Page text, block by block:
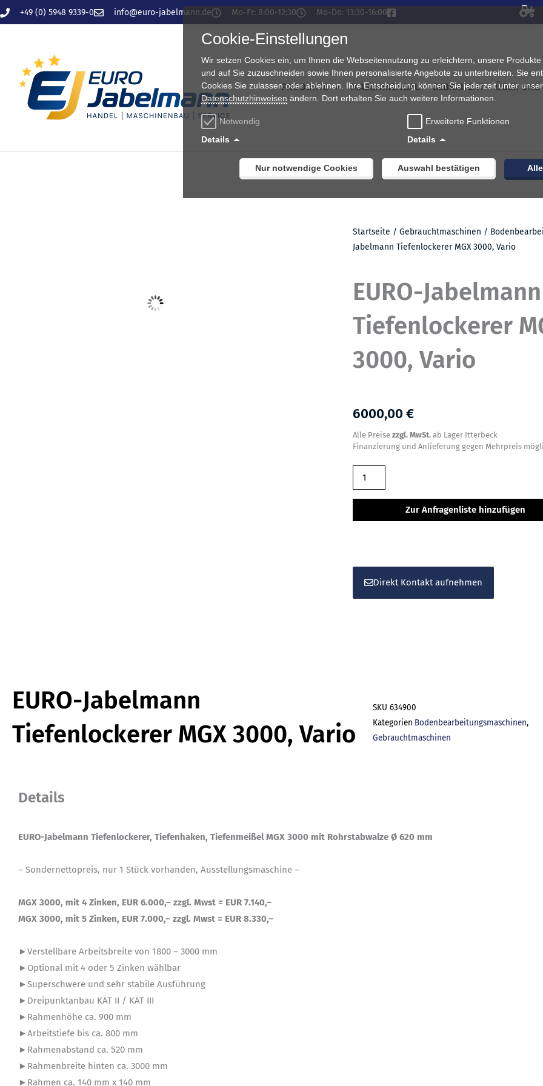
Zum
Inhalt
+49 (0) 5948 9339-0 info@euro-jabelmann.de Mo-Fr: 8:00-12:30 Mo-Do: 13:30-16:00
PRODUKTE MASCHINENBAU GEBRAUCHT ÜBER UNS
Startseite / Gebrauchtmaschinen /
Jabelmann Tiefenlockerer MGX 3000, Vario
EURO-Jabelmann
Tiefenlockerer
3000, Vario
6000,00 €
Alle Preise zzgl. MwSt. ab Lager Itterbeck
Finanzierung und Anlieferung gegen Mehrpreis
EURO-
Jabelmann
Tiefenlockerer
MGX
Menge
Zur Anfragenliste hinzufügen
Direkt Kontakt aufnehmen
EURO-Jabelmann
Tiefenlockerer MGX 3000, Vario
SKU634900
Kategorien Bodenbearbeitungsmaschinen,
Gebrauchtmaschinen
Details
EURO-Jabelmann Tiefenlockerer, Tiefenhaken, Tiefenmeißel MGX 3000 mit Rohrstabwalze Ø 620 mm
– Sondernettopreis, nur 1 Stück vorhanden, Ausstellungsmaschine –
MGX 3000, mit 4 Zinken, EUR 6.000,– zzgl. Mwst = EUR 7.140,–
MGX 3000, mit 5 Zinken, EUR 7.000,– zzgl. Mwst = EUR 8.330,–
►Verstellbare Arbeitsbreite von 1800 – 3000 mm
►Optional mit 4 oder 5 Zinken wählbar
►Superschwere und sehr stabile Ausführung
►Dreipunktanbau KAT II / KAT III
►Rahmenhöhe ca. 900 mm
►Arbeitstiefe bis ca. 800 mm
►Rahmenabstand ca. 520 mm
►Rahmenbreite hinten ca. 3000 mm
►Rahmen ca. 140 mm x 140 mm
Cookie-Einstellungen
Wir setzen Cookies ein, um Ihnen die Webseitennutzung zu erleichtern, unsere
und auf Sie zuzuschneiden sowie Ihnen personalisierte Angebote zu unterbreiten. Sie
Cookies Sie zulassen oder ablehnen. Ihre Entscheidung können Sie jederzeit unter
Datenschutzhinweisen ändern. Dort erhalten Sie auch weitere Informationen.
Notwendig
Details
Erweiterte Funktionen
Details
Nur notwendige Cookies Auswahl bestätigen